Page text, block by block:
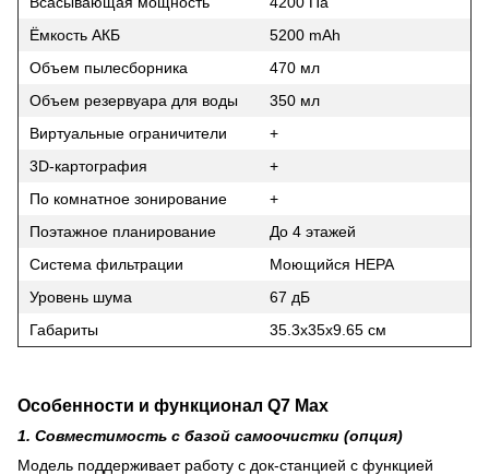
Ёмкость АКБ
5200 mAh
Объем пылесборника
470 мл
Объем резервуара для воды
350 мл
Виртуальные ограничители
+
3D-картография
+
По комнатное зонирование
+
Поэтажное планирование
До 4 этажей
Система фильтрации
Моющийся НЕРА
Уровень шума
67 дБ
Габариты
35.3х35х9.65 см
Особенности и функционал Q7 Max
1. Совместимость с базой самоочистки (опция)
Модель поддерживает работу с док-станцией с функцией